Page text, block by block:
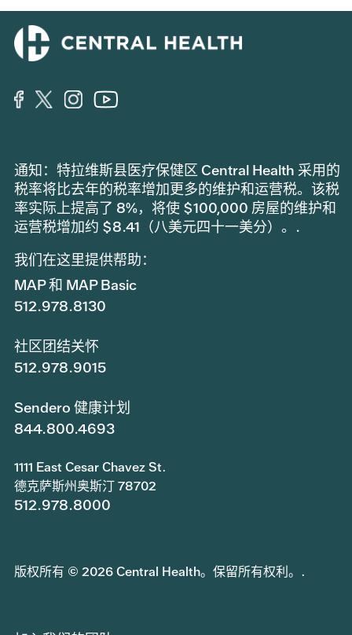
通知：特拉维斯县医疗保健区 Central Health 采用的
税率将比去年的税率增加更多的维护和运营税。该税
率实际上提高了 8%，将使 $100,000 房屋的维护和
运营税增加约 $8.41（八美元四十一美分）。.
我们在这里提供帮助：
MAP 和 MAP Basic
512.978.8130
社区团结关怀
512.978.9015
Sendero 健康计划
844.800.4693
1111 East Cesar Chavez St.
德克萨斯州奥斯汀 78702
512.978.8000
版权所有 © 2026 Central Health。保留所有权利。.